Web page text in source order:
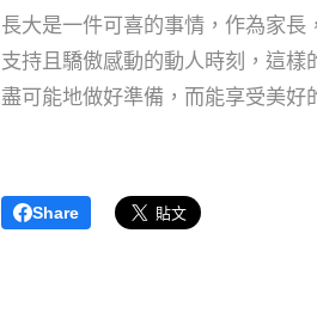
長大是一件可喜的事情，作為家
支持且驕傲感動的動人時刻，這
盡可能地做好準備，而能享受美好
Share